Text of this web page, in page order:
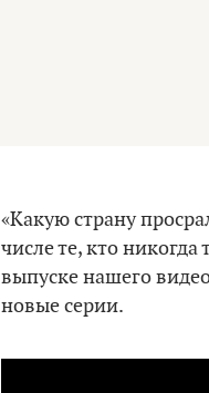
«Какую страну
числе те, кто
выпуске нашего
новые серии.